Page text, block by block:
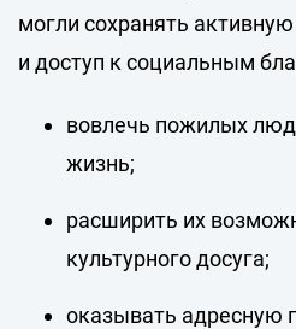
могли сохранять
и доступ к социальным
вовлечь пожилых
жизнь;
расширить их
культурного досуга;
оказывать адресную